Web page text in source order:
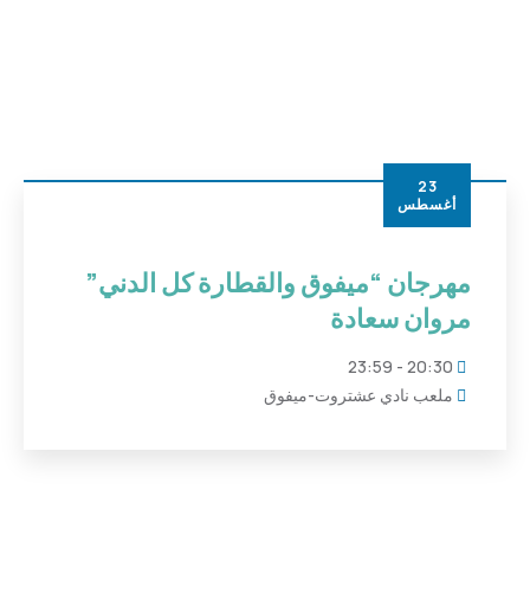
23
أغسطس
مهرجان “ميفوق والقطارة كل الدني”
مروان سعادة
20:30 - 23:59
ملعب نادي عشتروت-ميفوق